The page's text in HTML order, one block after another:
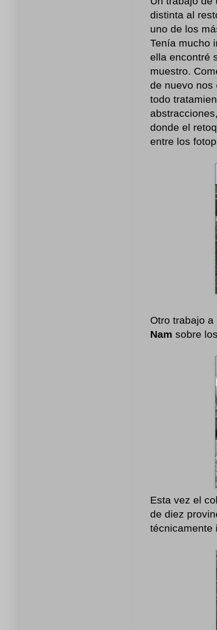
distinta al
uno de los
Tenía mucho
ella encontré
muestro.
de nuevo nos
todo
donde el
entre los
Otro trabajo
Nam sobre
Esta vez el
de diez
técnicamente